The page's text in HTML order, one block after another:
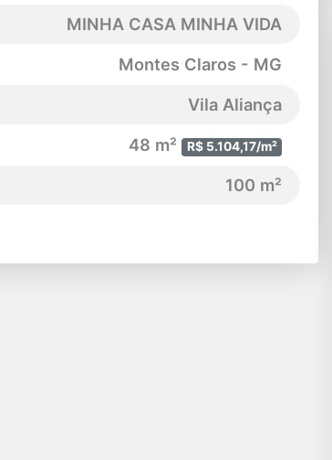
MINHA CASA MINHA VIDA
Montes Claros - MG
Vila Aliança
48 m² R$ 5.104,17/m²
100 m²